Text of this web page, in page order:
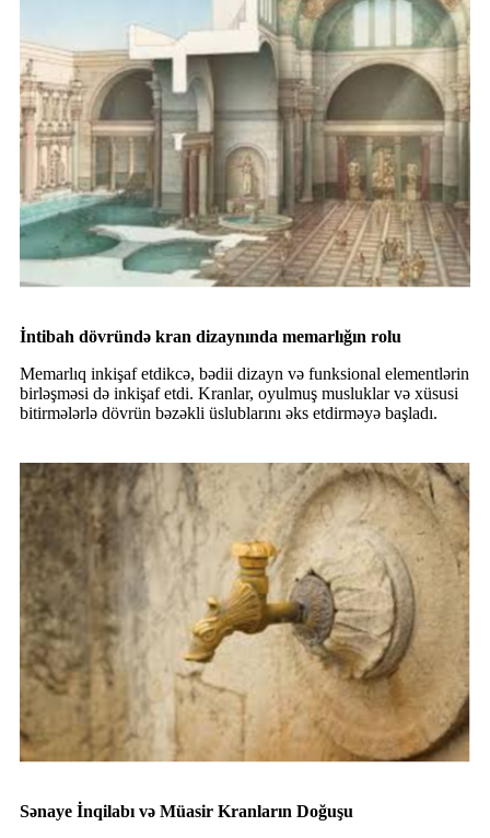
İntibah dövründə kran dizaynında memarlığın rolu
Memarlıq inkişaf etdikcə, bədii dizayn və funksional elementlərin
birləşməsi də inkişaf etdi. Kranlar, oyulmuş musluklar və xüsusi
bitirmələrlə dövrün bəzəkli üslublarını əks etdirməyə başladı.
Sənaye İnqilabı və Müasir Kranların Doğuşu